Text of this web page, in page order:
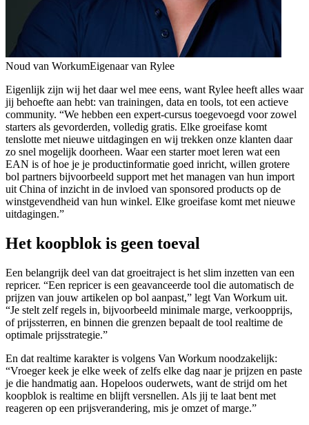
Noud van WorkumEigenaar van Rylee
Eigenlijk zijn wij het daar wel mee eens, want Rylee heeft alles waar
jij behoefte aan hebt: van trainingen, data en tools, tot een actieve
community. “We hebben een expert-cursus toegevoegd voor zowel
starters als gevorderden, volledig gratis. Elke groeifase komt
tenslotte met nieuwe uitdagingen en wij trekken onze klanten daar
zo snel mogelijk doorheen. Waar een starter moet leren wat een
EAN is of hoe je je productinformatie goed inricht, willen grotere
bol partners bijvoorbeeld support met het managen van hun import
uit China of inzicht in de invloed van sponsored products op de
winstgevendheid van hun winkel. Elke groeifase komt met nieuwe
uitdagingen.”
Het koopblok is geen toeval
Een belangrijk deel van dat groeitraject is het slim inzetten van een
repricer. “Een repricer is een geavanceerde tool die automatisch de
prijzen van jouw artikelen op bol aanpast,” legt Van Workum uit.
“Je stelt zelf regels in, bijvoorbeeld minimale marge, verkoopprijs,
of prijssterren, en binnen die grenzen bepaalt de tool realtime de
optimale prijsstrategie.”
En dat realtime karakter is volgens Van Workum noodzakelijk:
“Vroeger keek je elke week of zelfs elke dag naar je prijzen en paste
je die handmatig aan. Hopeloos ouderwets, want de strijd om het
koopblok is realtime en blijft versnellen. Als jij te laat bent met
reageren op een prijsverandering, mis je omzet of marge.”